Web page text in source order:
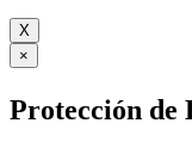
X
×
Protección de